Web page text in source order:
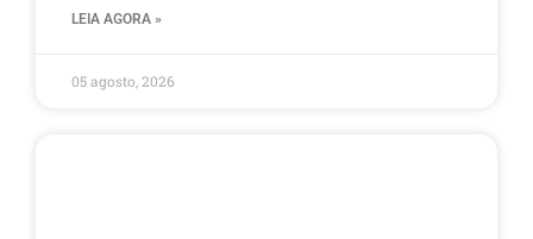
LEIA AGORA »
05 agosto, 2026